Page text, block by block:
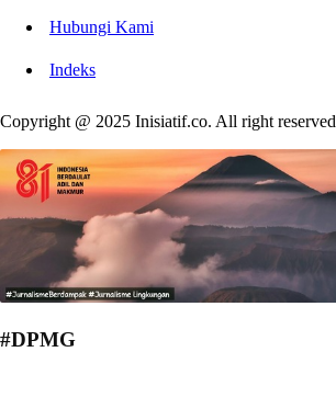
Hubungi Kami
Indeks
Copyright @ 2025 Inisiatif.co. All right reserved
#DPMG